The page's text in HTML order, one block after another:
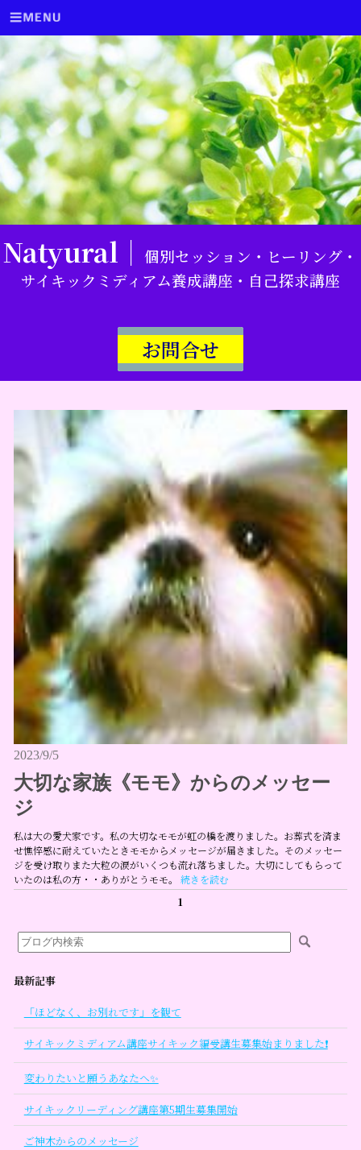
Natyural｜ 個別セッション・ヒーリング・
サイキックミディアム養成講座・自己探求講座
お問合せ
2023/9/5
大切な家族《モモ》からのメッセー
ジ
私は大の愛犬家です。私の大切なモモが虹の橋を渡りました。お葬式を済ま
せ憔悴感に耐えていたときモモからメッセージが届きました。そのメッセー
ジを受け取りまた大粒の涙がいくつも流れ落ちました。大切にしてもらって
いたのは私の方・・ありがとうモモ。 続きを読む
1
最新記事
「ほどなく、お別れです」を観て
サイキックミディアム講座サイキック編受講生募集始まりました❗
変わりたいと願うあなたへ✨
サイキックリーディング講座第5期生募集開始
ご神木からのメッセージ